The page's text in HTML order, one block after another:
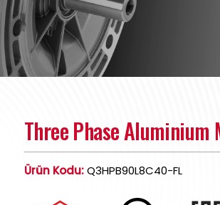
Three Phase Aluminium
Ürün Kodu:Q3HPB90L8C40-FL